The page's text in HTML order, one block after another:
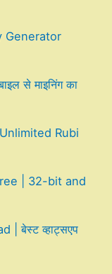
Generator
से माइनिंग का
Rubi
| 32-bit and
बेस्ट व्हाट्सएप